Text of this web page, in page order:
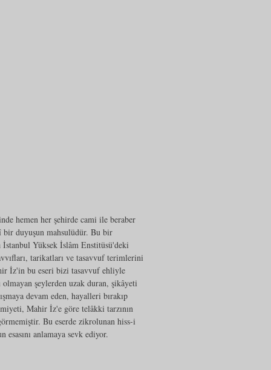
hemen her şehirde cami ile beraber
duyuşun mahsulüdür. Bu bir
Yüksek İslâm Enstitüsü'deki
tarikatları ve tasavvuf terimlerini
İz'in bu eseri bizi tasavvuf ehliyle
olmayan şeylerden uzak duran, şikâyeti
devam eden, hayalleri bırakıp
Mahir İz'e göre telâkki tarzının
Bu eserde zikrolunan hiss-i
anlamaya sevk ediyor.